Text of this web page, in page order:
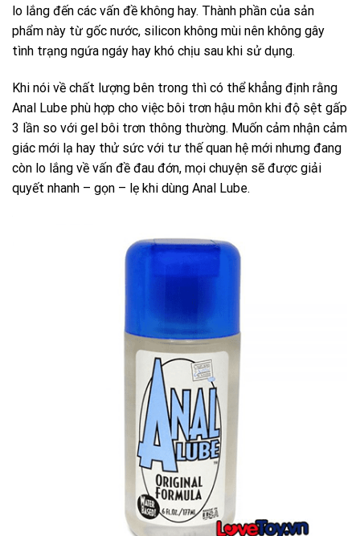
lo lắng đến các vấn đề không hay. Thành phần của sản
phẩm này từ gốc nước, silicon không mùi nên không gây
tình trạng ngứa ngáy hay khó chịu sau khi sử dụng.
Khi nói về chất lượng bên trong thì có thể khẳng định rằng
Anal Lube phù hợp cho việc bôi trơn hậu môn khi độ sệt gấp
3 lần so với gel bôi trơn thông thường. Muốn cảm nhận cảm
giác mới lạ hay thử sức với tư thế quan hệ mới nhưng đang
còn lo lắng về vấn đề đau đớn, mọi chuyện sẽ được giải
quyết nhanh – gọn – lẹ khi dùng Anal Lube.